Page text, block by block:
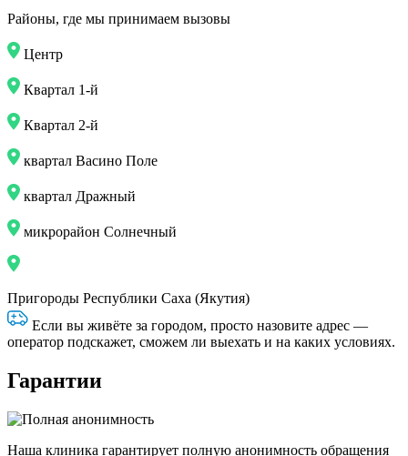
Районы, где мы принимаем вызовы
Центр
Квартал 1-й
Квартал 2-й
квартал Васино Поле
квартал Дражный
микрорайон Солнечный
Пригороды Республики Саха (Якутия)
Если вы живёте за городом, просто назовите адрес —
оператор подскажет, сможем ли выехать и на каких условиях.
Гарантии
Наша клиника гарантирует полную анонимность обращения